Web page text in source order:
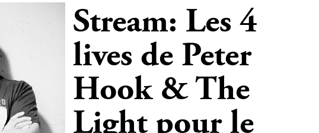
Stream: Les 4
lives de Peter
Hook & The
Light pour le